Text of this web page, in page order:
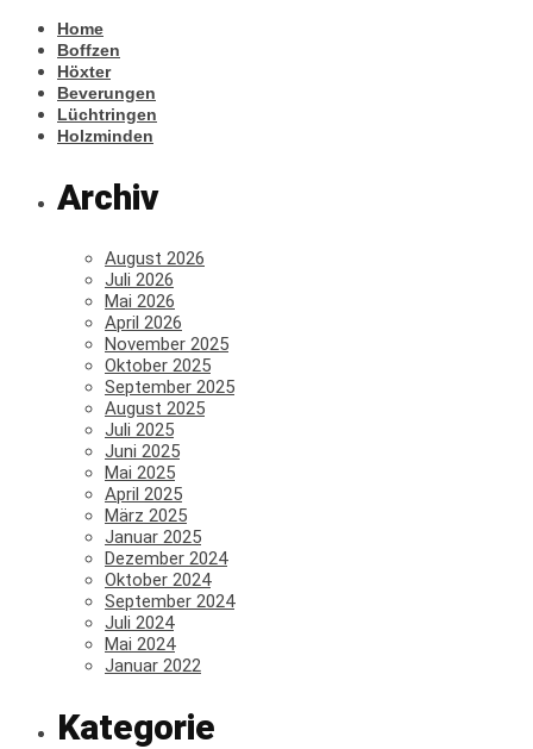
Home
Boffzen
Höxter
Beverungen
Lüchtringen
Holzminden
Archiv
August 2026
Juli 2026
Mai 2026
April 2026
November 2025
Oktober 2025
September 2025
August 2025
Juli 2025
Juni 2025
Mai 2025
April 2025
März 2025
Januar 2025
Dezember 2024
Oktober 2024
September 2024
Juli 2024
Mai 2024
Januar 2022
Kategorie